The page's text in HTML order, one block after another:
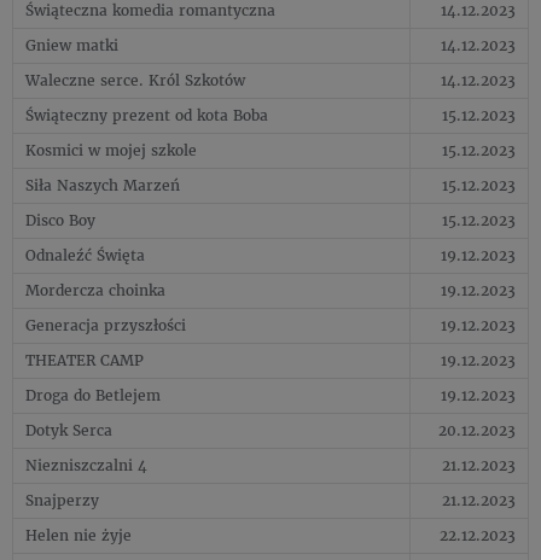
Świąteczna komedia romantyczna
14.12.2023
Gniew matki
14.12.2023
Waleczne serce. Król Szkotów
14.12.2023
Świąteczny prezent od kota Boba
15.12.2023
Kosmici w mojej szkole
15.12.2023
Siła Naszych Marzeń
15.12.2023
Disco Boy
15.12.2023
Odnaleźć Święta
19.12.2023
Mordercza choinka
19.12.2023
Generacja przyszłości
19.12.2023
THEATER CAMP
19.12.2023
Droga do Betlejem
19.12.2023
Dotyk Serca
20.12.2023
Niezniszczalni 4
21.12.2023
Snajperzy
21.12.2023
Helen nie żyje
22.12.2023